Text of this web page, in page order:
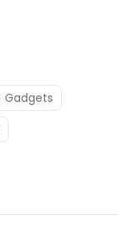
Gadgets